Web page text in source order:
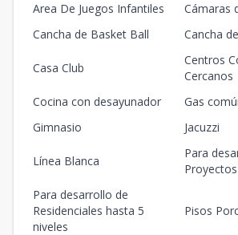
Area De Juegos Infantiles
Cámaras
Cancha de Basket Ball
Cancha
Casa Club
Centros
Cercanos
Cocina con desayunador
Gas
Gimnasio
Jacuzzi
Línea Blanca
Para
Para desarrollo de
Residenciales hasta 5
niveles
Pisos